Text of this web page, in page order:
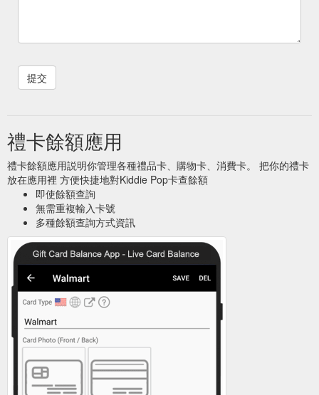
禮卡餘額應用
禮卡餘額應用説明你管理各種禮品卡、購物卡、消費卡。 把你的禮卡
放在應用裡 方便快捷地對Kiddie Pop卡查餘額
即使餘額查詢
無需重複輸入卡號
多種餘額查詢方式資訊